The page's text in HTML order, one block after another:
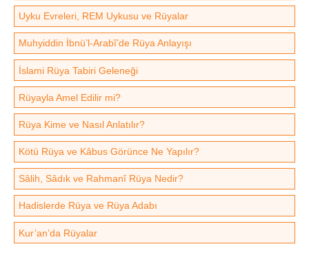
Uyku Evreleri, REM Uykusu ve Rüyalar
Muhyiddin İbnü’l-Arabî’de Rüya Anlayışı
İslami Rüya Tabiri Geleneği
Rüyayla Amel Edilir mi?
Rüya Kime ve Nasıl Anlatılır?
Kötü Rüya ve Kâbus Görünce Ne Yapılır?
Sâlih, Sâdık ve Rahmanî Rüya Nedir?
Hadislerde Rüya ve Rüya Adabı
Kur’an’da Rüyalar